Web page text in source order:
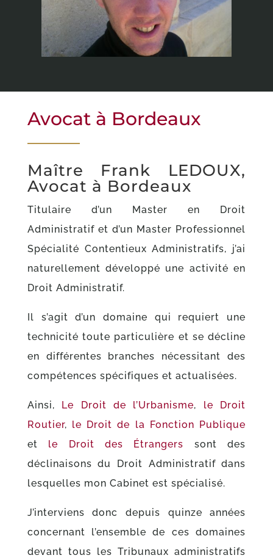
Avocat à Bordeaux
Maître Frank LEDOUX,
Avocat à Bordeaux
Titulaire d’un Master en Droit
Administratif et d’un Master Professionnel
Spécialité Contentieux Administratifs, j’ai
naturellement développé une activité en
Droit Administratif.
Il s’agit d’un domaine qui requiert une
technicité toute particulière et se décline
en différentes branches nécessitant des
compétences spécifiques et actualisées.
Ainsi, Le Droit de l’Urbanisme, le Droit
Routier, le Droit de la Fonction Publique
et le Droit des Étrangers sont des
déclinaisons du Droit Administratif dans
lesquelles mon Cabinet est spécialisé.
J’interviens donc depuis quinze années
concernant l’ensemble de ces domaines
devant tous les Tribunaux administratifs